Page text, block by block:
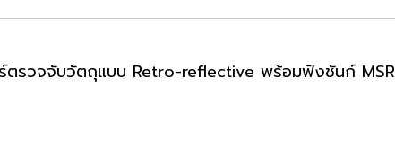
ตรวจจับวัตถุแบบ Retro-reflective พร้อมฟังชันก์